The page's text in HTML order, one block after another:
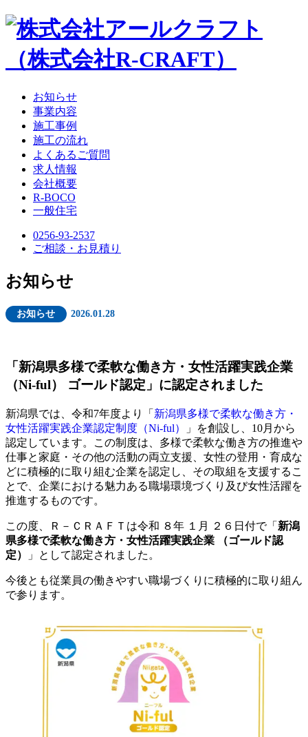
お知らせ
事業内容
施工事例
施工の流れ
よくあるご質問
求人情報
会社概要
R-BOCO
一般住宅
0256-93-2537
ご相談・お見積り
お知らせ
お知らせ 2026.01.28
「新潟県多様で柔軟な働き方・女性活躍実践企業
（Ni-ful） ゴールド認定」に認定されました
新潟県では、令和7年度より「 新潟県多様で柔軟な働き方・
女性活躍実践企業認定制度（Ni-ful）
」を創設し、10月から
認定しています。この制度は、多様で柔軟な働き方の推進や
仕事と家庭・その他の活動の両立支援、女性の登用・育成な
どに積極的に取り組む企業を認定し、その取組を支援するこ
とで、企業における魅力ある職場環境づくり及び女性活躍を
推進するものです。
この度、Ｒ－ＣＲＡＦＴは令和 ８年 １月 ２６日付で「 新潟
県多様で柔軟な働き方・女性活躍実践企業 （ゴールド認
定）
」として認定されました。
今後とも従業員の働きやすい職場づくりに積極的に取り組ん
で参ります。